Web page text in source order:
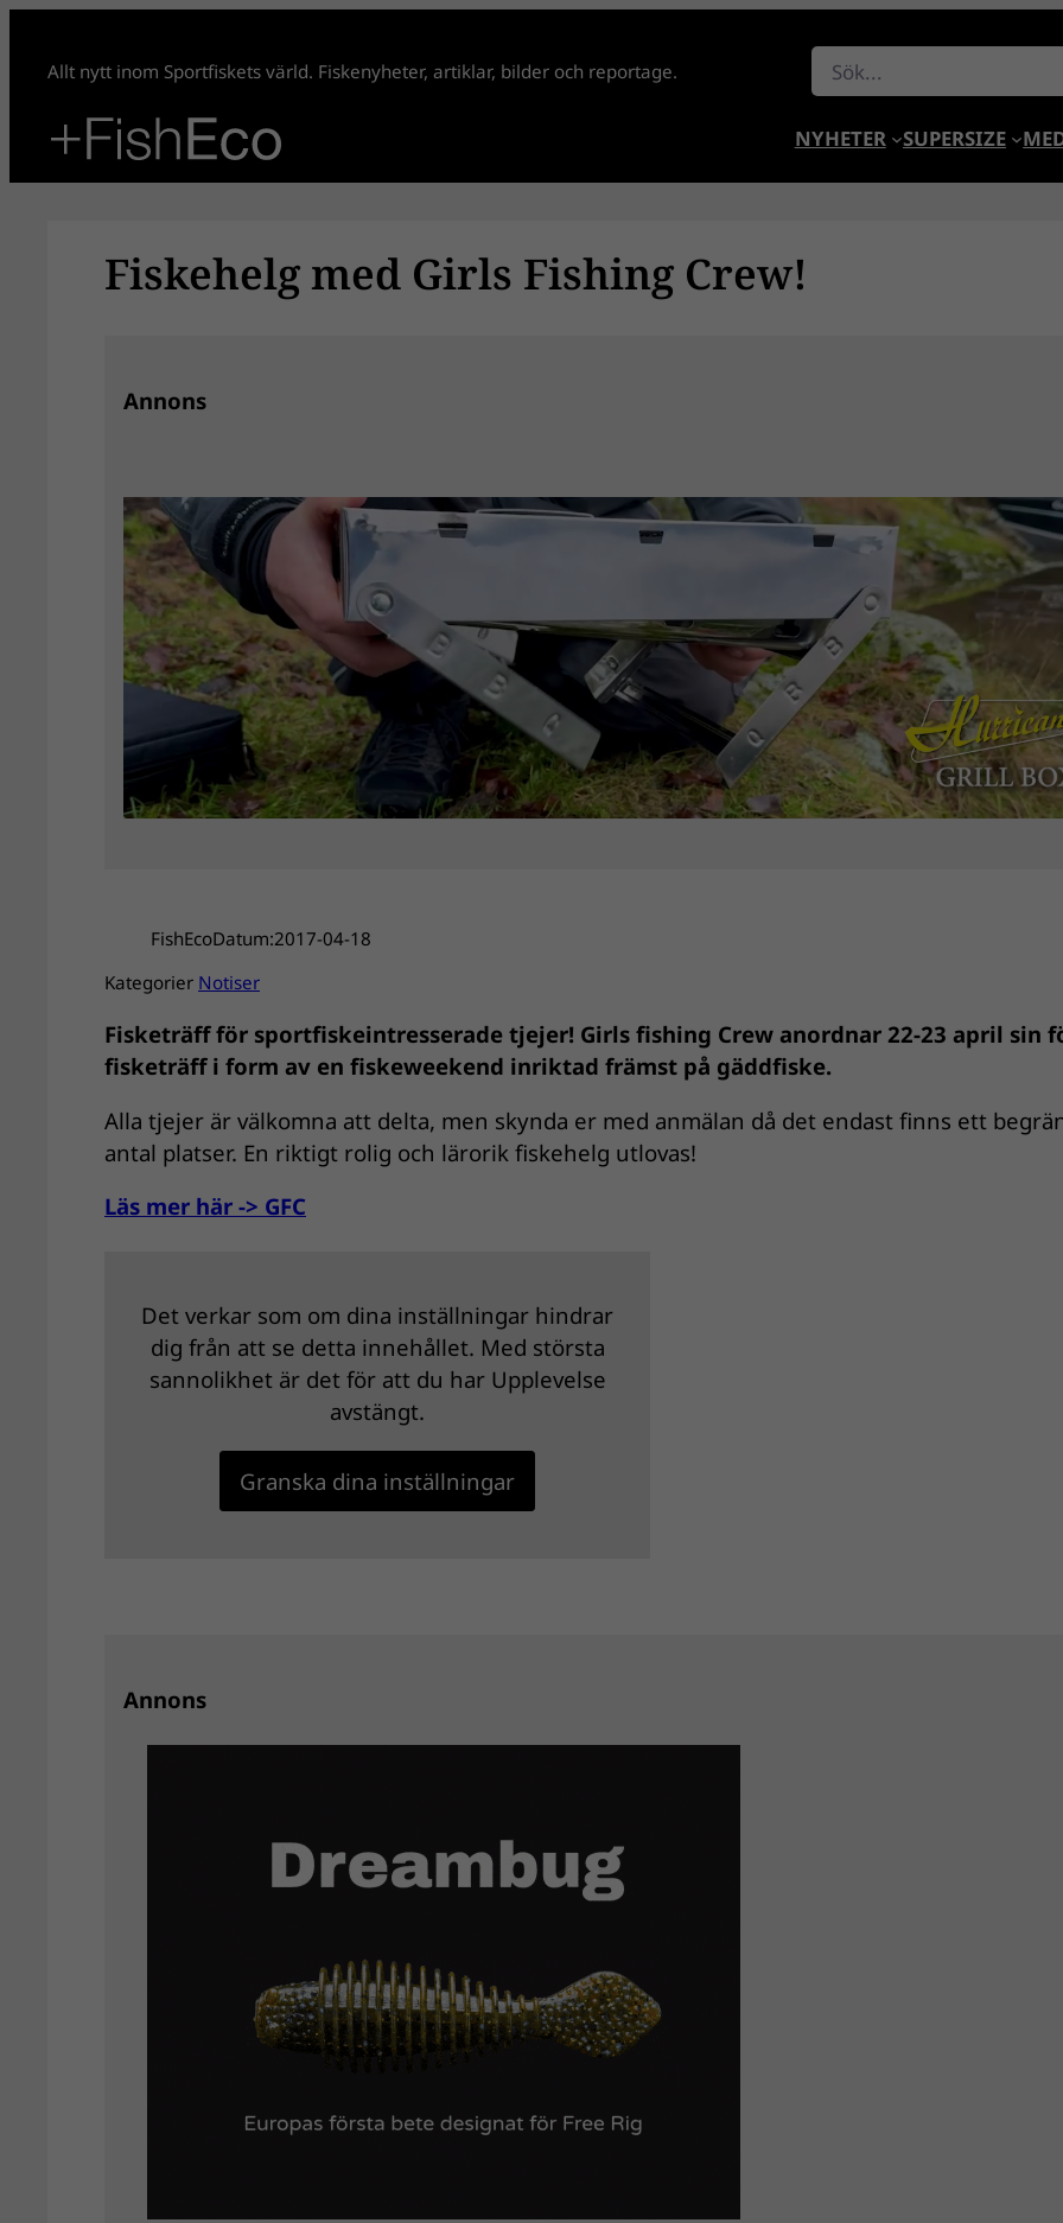
innehåll
Allt nytt inom Sportfiskets värld. Fiskenyheter, artiklar, bilder och reportage. Sök
NYHETER SUPERSIZE
Fiskehelg med Girls Fishing Crew!
Annons
FishEcoDatum:2017-04-18
Kategorier Notiser
Fisketräff för sportfiskeintresserade tjejer! Girls fishing Crew anordnar 22-23 april sin
fisketräff i form av en fiskeweekend inriktad främst på gäddfiske.
Alla tjejer är välkomna att delta, men skynda er med anmälan då det endast finns ett
antal platser. En riktigt rolig och lärorik fiskehelg utlovas!
Läs mer här -> GFC
Det verkar som om dina inställningar hindrar
dig från att se detta innehållet. Med största
sannolikhet är det för att du har Upplevelse
avstängt.
Granska dina inställningar
Annons